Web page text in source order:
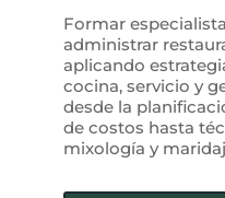
Formar
administrar
aplicando
cocina, servicio y
desde la
de costos hasta
mixología y